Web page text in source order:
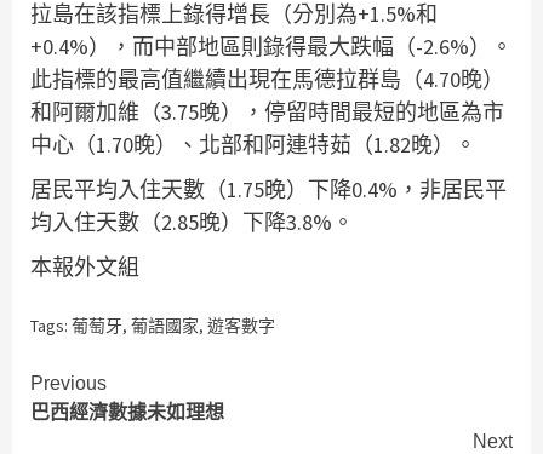
拉島在該指標上錄得增長（分別為+1.5%和
+0.4%），而中部地區則錄得最大跌幅（-2.6%）。
此指標的最高值繼續出現在馬德拉群島（4.70晚）
和阿爾加維（3.75晚），停留時間最短的地區為市
中心（1.70晚）、北部和阿連特茹（1.82晚）。
居民平均入住天數（1.75晚）下降0.4%，非居民平
均入住天數（2.85晚）下降3.8%。
本報外文組
Tags: 葡萄牙, 葡語國家, 遊客數字
Continue
Reading
Previous
巴西經濟數據未如理想
Next